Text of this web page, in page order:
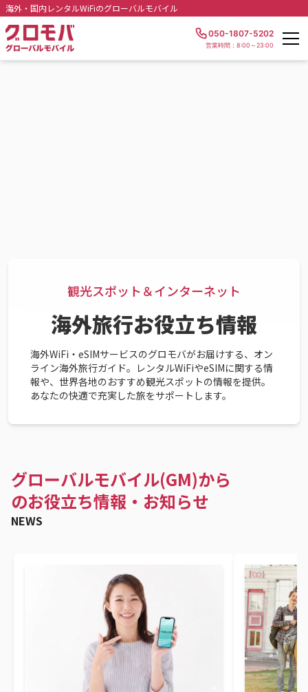
海外・国内レンタルWiFiのグローバルモバイル
050-1807-5202
営業時間：8:00～23:00
観光スポット＆インターネット
海外旅行お役立ち情報
海外WiFi・eSIMサービスのグロモバがお届けする、オン
ライン海外旅行ガイド。レンタルWiFiやeSIMに関する情
報や、世界各地のおすすめ観光スポットの情報を提供。
あなたの快適で充実した旅をサポートします。
グローバルモバイル(GM)から
のお役立ち情報・お知らせ
NEWS